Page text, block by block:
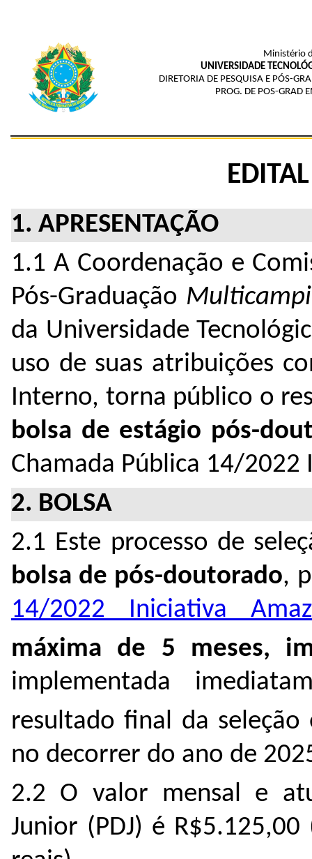
Ministério
UNIVERSIDADE
DIRETORIA DE PESQUISA E PÓS-
PROG. DE POS-GRAD
1. APRESENTAÇÃO
1.1 A Coordenação e
Pós-Graduação
da Universidade
uso de suas atribuições
Interno, torna público o
bolsa de estágio pós-
Chamada Pública 14/
2. BOLSA
2.1 Este processo de
bolsa de pós-doutorado,
14/2022 Iniciativa
máxima de 5 meses,
implementada
resultado final da seleção
no decorrer do ano de
2.2 O valor mensal e
Junior (PDJ) é